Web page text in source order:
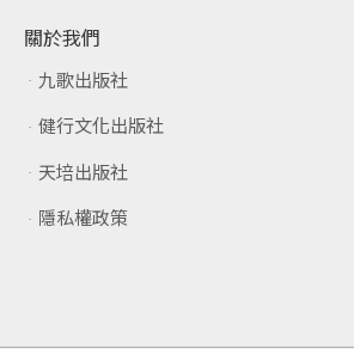
關於我們
九歌出版社
健行文化出版社
天培出版社
隱私權政策